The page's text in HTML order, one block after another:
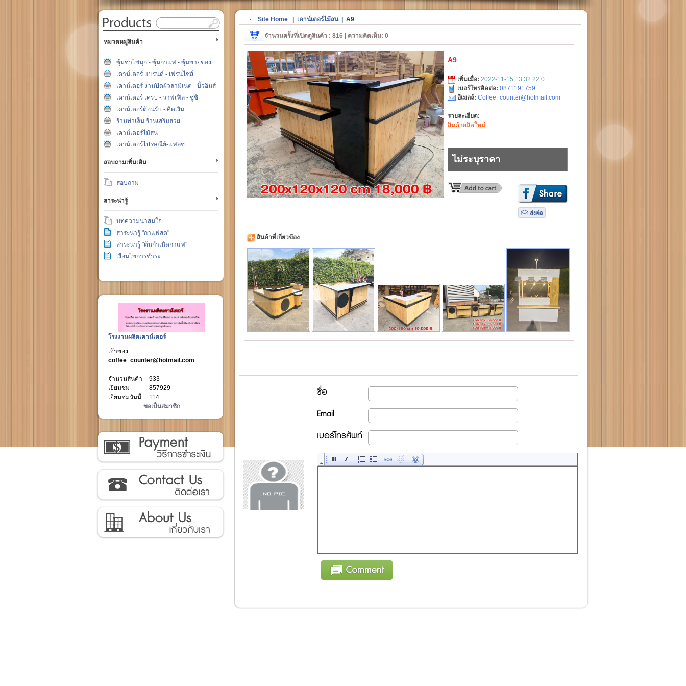
หมวดหมู่สินค้า
ซุ้มชาไข่มุก - ซุ้มกาแฟ - ซุ้มขายของ
เคาน์เตอร์ แบรนด์ - เฟรนไชส์
เคาน์เตอร์ งานปิดผิวลามิเนต - บิ้วอินส์
เคาน์เตอร์ เครป - วาฟเฟิล - ซูชิ
เคาน์เตอร์ต้อนรับ - คิดเงิน
ร้านทำเล็บ ร้านเสริมสวย
เคาน์เตอร์ไม้สน
เคาน์เตอร์ไปรษณีย์-แฟลช
สอบถามเพิ่มเติม
สอบถาม
สาระน่ารู้
บทความน่าสนใจ
สาระน่ารู้ "กาแฟสด"
สาระน่ารู้ "ต้นกำเนิดกาแฟ"
เงื่อนไขการชำระ
โรงงานผลิตเคาน์เตอร์
เจ้าของ:
coffee_counter@hotmail.com
จำนวนสินค้า
933
เยี่ยมชม
857929
เยี่ยมชมวันนี้
114
ขอเป็นสมาชิก
Site Home| เคาน์เตอร์ไม้สน| A9
จำนวนครั้งที่เปิดดูสินค้า : 816 | ความคิดเห็น: 0
A9
เพิ่มเมื่อ: 2022-11-15 13:32:22.0
เบอร์โทรติดต่อ: 0871191759
อีเมลล์: Coffee_counter@hotmail.com
รายละเอียด:
สินค้าผลิตใหม่
ไม่ระบุราคา
สินค้าที่เกี่ยวข้อง
ชื่อ
Email
เบอร์โทรศัพท์